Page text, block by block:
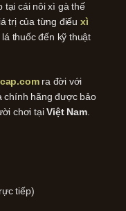
tại cái nôi xì gà thế
trị của từng điếu xì
lá thuốc đến kỹ thuật
ra đời với
chính hãng được bảo
chơi tạiViệt Nam.
tiếp)